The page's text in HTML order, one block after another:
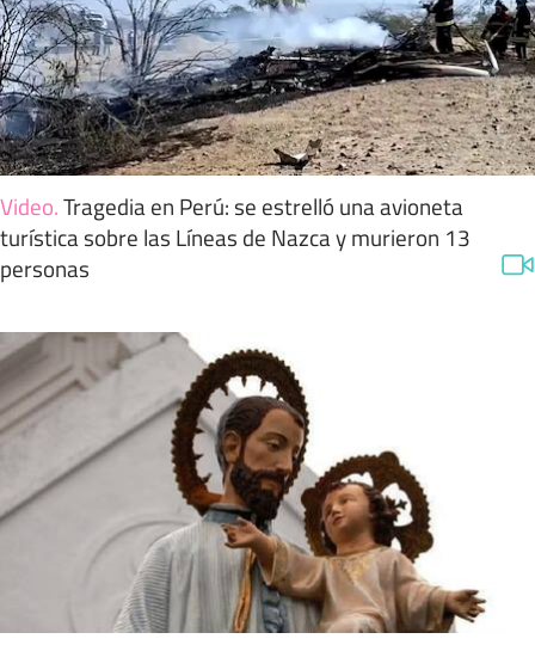
Video.Tragedia en Perú: se estrelló una avioneta
turística sobre las Líneas de Nazca y murieron 13
personas